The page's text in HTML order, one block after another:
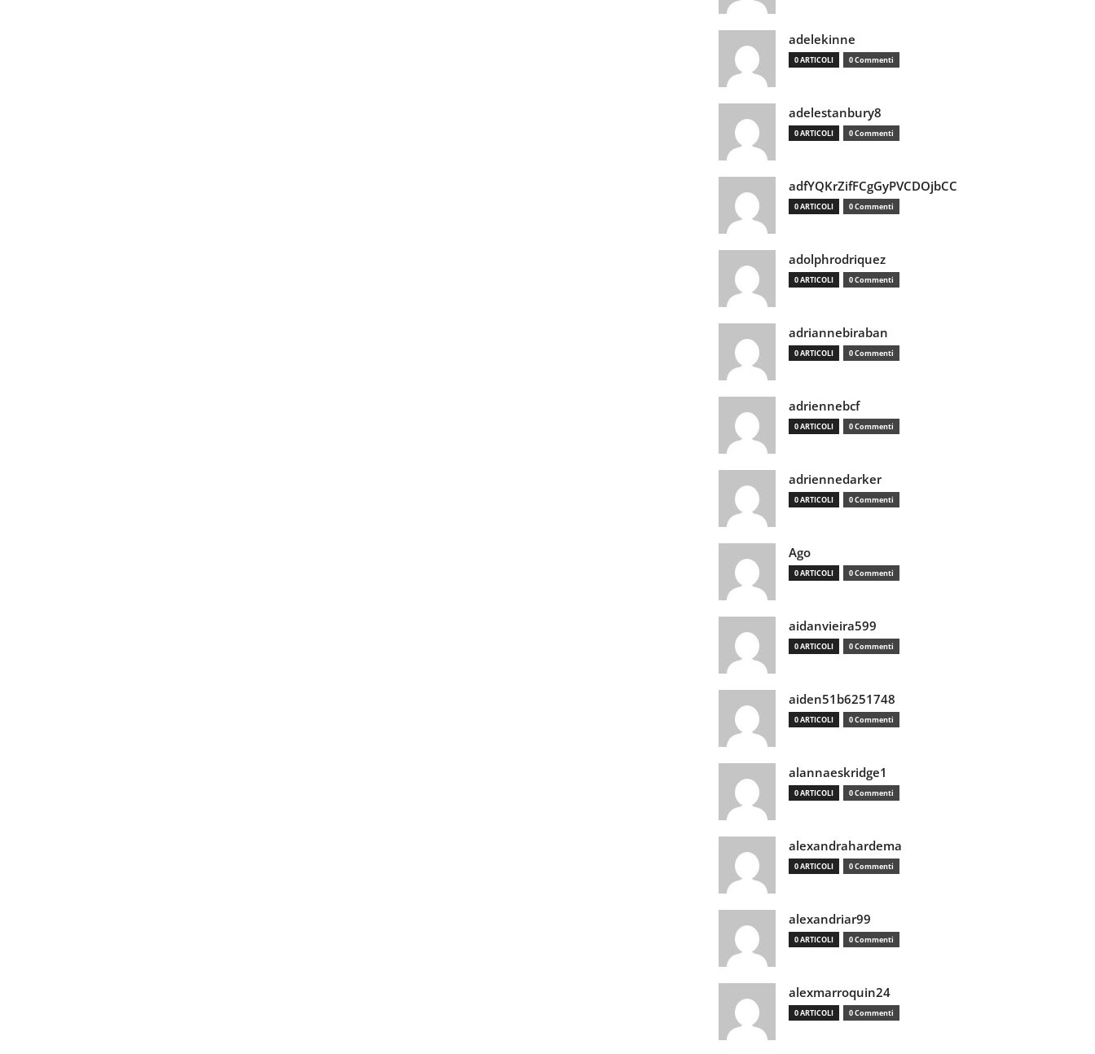
adelekinne
0 ARTICOLI 0 Commenti
adelestanbury8
0 ARTICOLI 0 Commenti
adfYQKrZifFCgGyPVCDOjbCC
0 ARTICOLI 0 Commenti
adolphrodriquez
0 ARTICOLI 0 Commenti
adriannebiraban
0 ARTICOLI 0 Commenti
adriennebcf
0 ARTICOLI 0 Commenti
adriennedarker
0 ARTICOLI 0 Commenti
Ago
0 ARTICOLI 0 Commenti
aidanvieira599
0 ARTICOLI 0 Commenti
aiden51b6251748
0 ARTICOLI 0 Commenti
alannaeskridge1
0 ARTICOLI 0 Commenti
alexandrahardema
0 ARTICOLI 0 Commenti
alexandriar99
0 ARTICOLI 0 Commenti
alexmarroquin24
0 ARTICOLI 0 Commenti